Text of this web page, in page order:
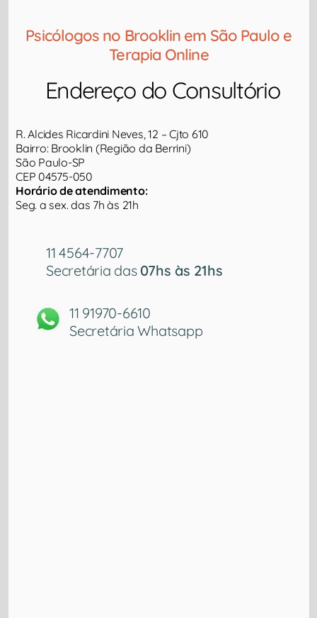
Psicólogos no Brooklin em São Paulo e
Terapia Online
Endereço do Consultório​
R. Alcides Ricardini Neves, 12 – Cjto 610
Bairro: Brooklin (Região da Berrini)
São Paulo-SP
CEP 04575-050
Horário de atendimento:
Seg. a sex. das 7h às 21h
11 4564-7707
Secretária das 07hs às 21hs
11 91970-6610
Secretária Whatsapp